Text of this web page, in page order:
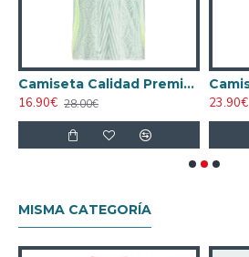
Camiseta Calidad Premium México Away 2024
16.90€ 28.00€
23.90€
MISMA CATEGORÍA